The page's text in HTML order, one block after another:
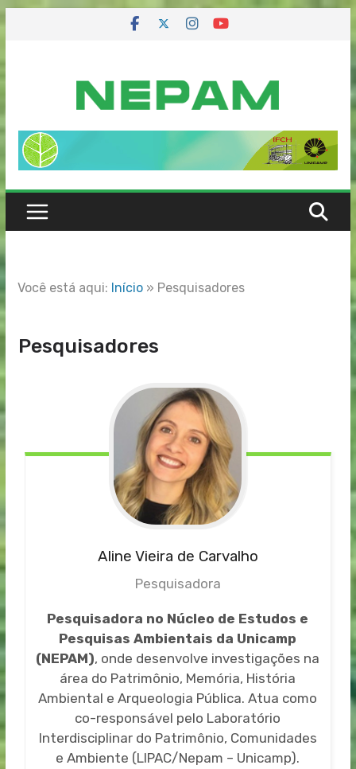
Você está aqui: Início» Pesquisadores
Pesquisadores
Aline Vieira de Carvalho
Pesquisadora
Pesquisadora no Núcleo de Estudos e
Pesquisas Ambientais da Unicamp
(NEPAM), onde desenvolve investigações na
área do Patrimônio, Memória, História
Ambiental e Arqueologia Pública. Atua como
co-responsável pelo Laboratório
Interdisciplinar do Patrimônio, Comunidades
e Ambiente (LIPAC/Nepam – Unicamp).